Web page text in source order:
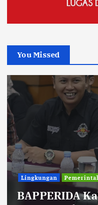
You Missed
Uncategorized
Diberitakan
Satresnarkoba